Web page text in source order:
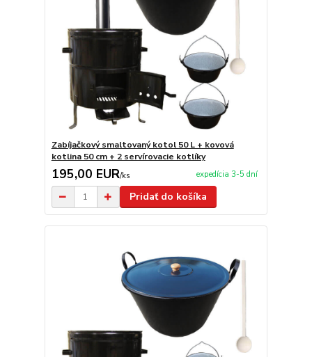
Zabíjačkový smaltovaný kotol 50 L + kovová
kotlina 50 cm + 2 servírovacie kotlíky
195,00 EUR/ks expedícia 3-5 dní
Pridať do košíka